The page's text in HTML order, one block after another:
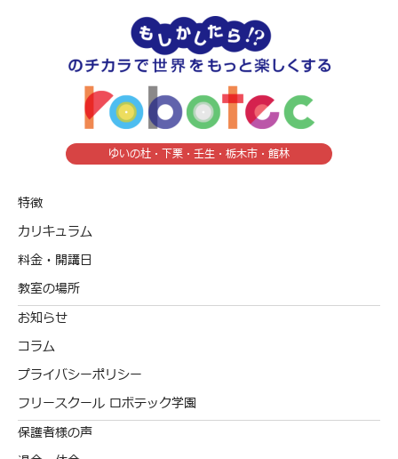
ゆいの杜・下栗・壬生・栃木市・館林
特徴
カリキュラム
料金・開講日
教室の場所
お知らせ
コラム
プライバシーポリシー
フリースクール ロボテック学園
保護者様の声